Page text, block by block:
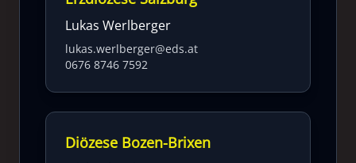
Lukas Werlberger
lukas.werlberger@eds.at
0676 8746 7592
Diözese Bozen-Brixen